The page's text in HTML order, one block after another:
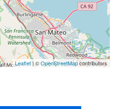
Leaflet| ©OpenStreetMapcontributors